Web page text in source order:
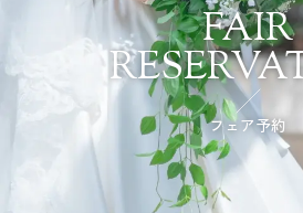
FAIR
フェア予約